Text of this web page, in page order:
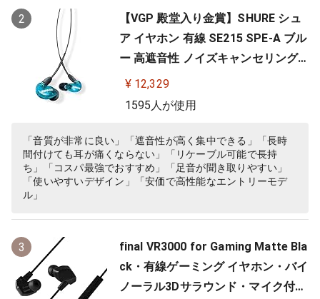
2
【VGP 殿堂入り金賞】SHURE シュ
ア イヤホン 有線 SE215 SPE-A ブル
ー 高遮音性 ノイズキャンセリング
ゲーム ゲーミング スペシャルエデ
ィション カナル型 ワイヤレス変換
様 低音強化 配信 音楽 オーディオリ
スニング レコーディング 録音…
¥ 12,329
1595人が使用
「音質が非常に良い」「遮音性が高く集中できる」「長時
間付けても耳が痛くならない」「リケーブル可能で長持
ち」「コスパ最強でおすすめ」「足音が聞き取りやすい」
「使いやすいデザイン」「安価で高性能なエントリーモデ
ル」
3
final VR3000 for Gaming Matte Bla
ck・有線ゲーミング イヤホン・バイ
ノーラル3Dサラウンド・マイク付き